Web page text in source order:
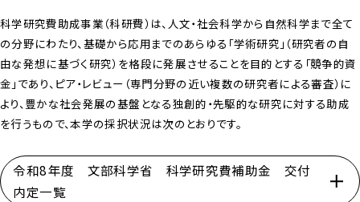
科学研究費助成事業（科研費）は、人文・社会科学から自然科学まで全て
の分野にわたり、基礎から応用までのあらゆる「学術研究」（研究者の自
由な発想に基づく研究）を格段に発展させることを目的とする「競争的資
金」であり、ピア・レビュー（専門分野の近い複数の研究者による審査）に
より、豊かな社会発展の基盤となる独創的・先駆的な研究に対する助成
を行うもので、本学の採択状況は次のとおりです。
令和8年度 文部科学省 科学研究費補助金 交付
内定一覧